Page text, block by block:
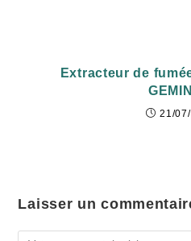
Extracteur de
21/
Laisser un